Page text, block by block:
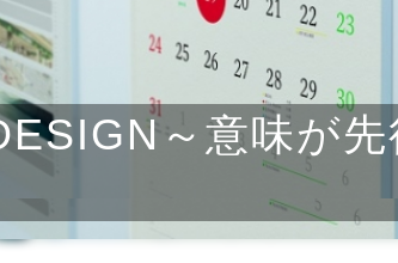
～意味が